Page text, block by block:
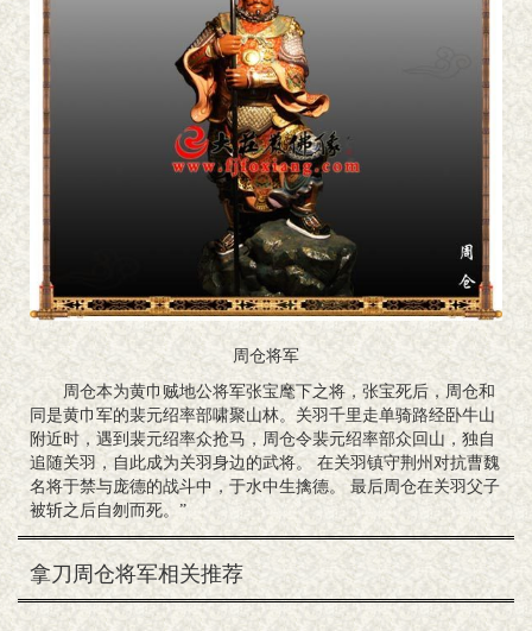
周仓将军
周仓本为黄巾贼地公将军张宝麾下之将，张宝死后，周仓和
同是黄巾军的裴元绍率部啸聚山林。关羽千里走单骑路经卧牛山
附近时，遇到裴元绍率众抢马，周仓令裴元绍率部众回山，独自
追随关羽，自此成为关羽身边的武将。 在关羽镇守荆州对抗曹魏
名将于禁与庞德的战斗中，于水中生擒德。 最后周仓在关羽父子
被斩之后自刎而死。”
拿刀周仓将军相关推荐